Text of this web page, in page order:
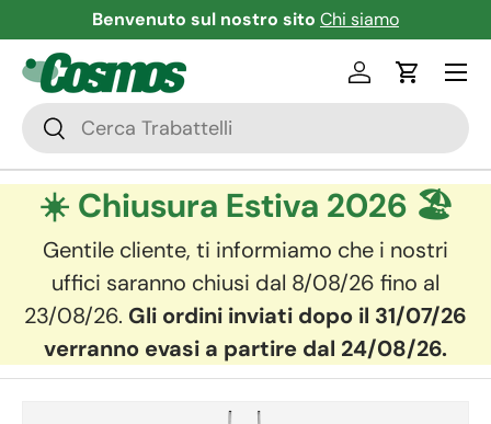
Passa ai contenuti
sul nostro sitoChi siamo Scopri la nuova serie
Cerca
Cerca
AccediCarrello
Menu
☀️ Chiusura Estiva 2026 🏖️
Gentile cliente, ti informiamo che i nostri
uffici saranno chiusi dal 8/08/26 fino al
23/08/26. Gli ordini inviati dopo il 31/07/26
verranno evasi a partire dal 24/08/26.